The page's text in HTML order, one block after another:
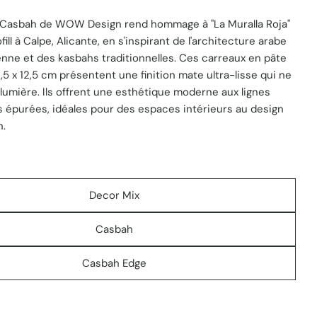
en mode modal
de WOW Design rend hommage à "La Muralla Roja"
à Calpe, Alicante, en s'inspirant de l'architecture arabe
et des kasbahs traditionnelles. Ces carreaux en pâte
x 12,5 cm présentent une finition mate ultra-lisse qui ne
Ils offrent une esthétique moderne aux lignes
épurées, idéales pour des espaces intérieurs au design
Decor Mix
Casbah
Casbah Edge